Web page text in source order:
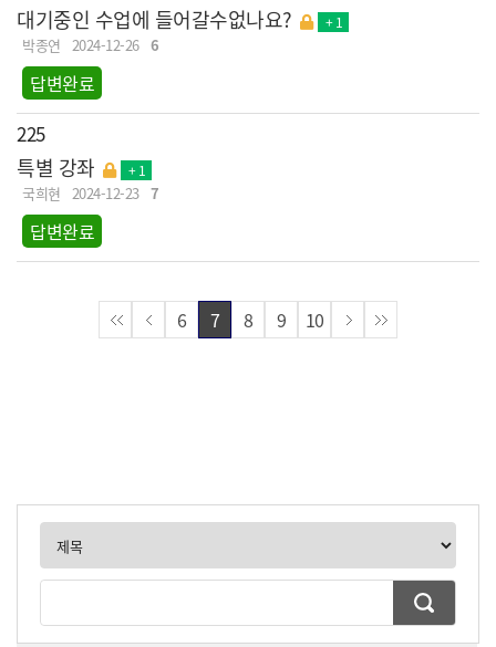
대기중인 수업에 들어갈수없나요? + 1
박종연 2024-12-26 6
답변완료
225
특별 강좌 + 1
국희현 2024-12-23 7
답변완료
6 7 8 9 10